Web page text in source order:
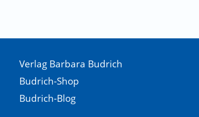
Verlag Barbara Budrich
Budrich-Shop
Budrich-Blog